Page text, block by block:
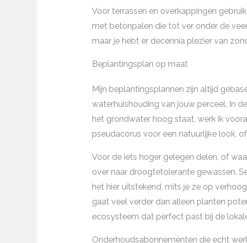
Voor terrassen en overkappingen
met betonpalen die tot ver onder de
maar je hebt er decennia plezier van
Beplantingsplan op maat
Mijn beplantingsplannen zijn altijd
waterhuishouding van jouw perceel. In
het grondwater hoog staat, werk ik
pseudacorus voor een natuurlijke look,
Voor de iets hoger gelegen delen, of
over naar droogtetolerante gewassen.
het hier uitstekend, mits je ze op
gaat veel verder dan alleen planten
ecosysteem dat perfect past bij de
Onderhoudsabonnementen die echt